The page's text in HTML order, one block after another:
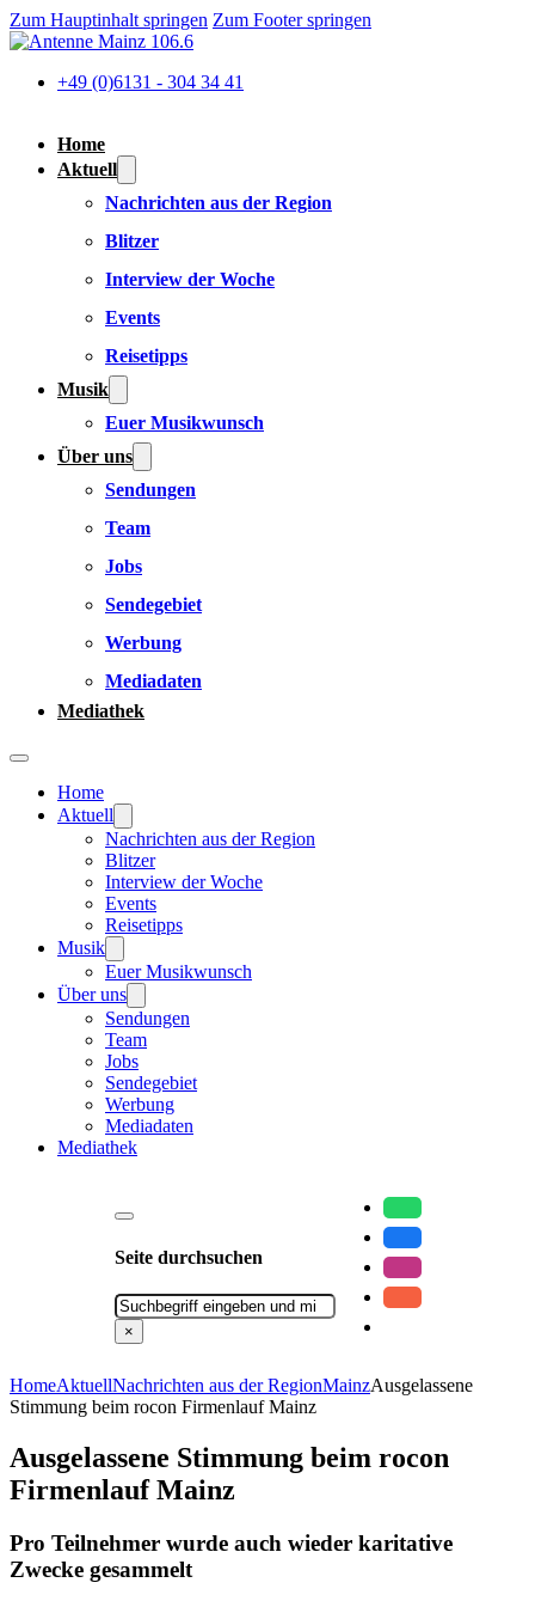
Zum Hauptinhalt springen Zum Footer springen
+49 (0)6131 - 304 34 41
Home
Aktuell
Nachrichten aus der Region
Blitzer
Interview der Woche
Events
Reisetipps
Musik
Euer Musikwunsch
Über uns
Sendungen
Team
Jobs
Sendegebiet
Werbung
Mediadaten
Mediathek
Home
Aktuell
Nachrichten aus der Region
Blitzer
Interview der Woche
Events
Reisetipps
Musik
Euer Musikwunsch
Über uns
Sendungen
Team
Jobs
Sendegebiet
Werbung
Mediadaten
Mediathek
Seite durchsuchen
Suchen
×
HomeAktuellNachrichten aus der RegionMainzAusgelassene
Stimmung beim rocon Firmenlauf Mainz
Ausgelassene Stimmung beim rocon
Firmenlauf Mainz
Pro Teilnehmer wurde auch wieder karitative
Zwecke gesammelt